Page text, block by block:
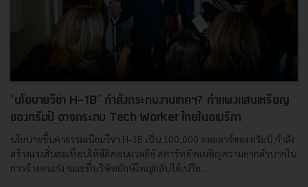
‘นโยบายวีซ่า H-1B’ กำลังกระทบงานเทคฯ? กำแพงแสนเหรียญ
ของทรัมป์ อาจกระทบ Tech Worker ไทยในอเมริกา
นโยบายขึ้นค่าธรรมเนียมวีซ่า H-1B เป็น 100,000 ดอลลาร์ของทรัมป์ กำลัง
สร้างแรงสั่นสะเทือนให้ซิลิคอนแวลลีย์ สตาร์ทอัพเผชิญความยากลำบากใน
การจ้างคนเก่ง ขณะที่บริษัทยักษ์ใหญ่กลับได้เปรีย...